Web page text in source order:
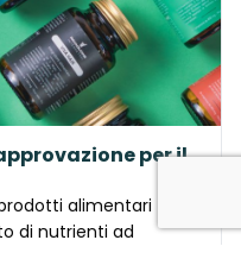
per il
alimentari
di nutrienti ad